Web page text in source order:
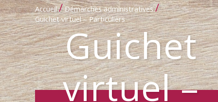
Accueil / Démarches administratives /
Guichet virtuel – Particuliers
Guichet
virtuel –